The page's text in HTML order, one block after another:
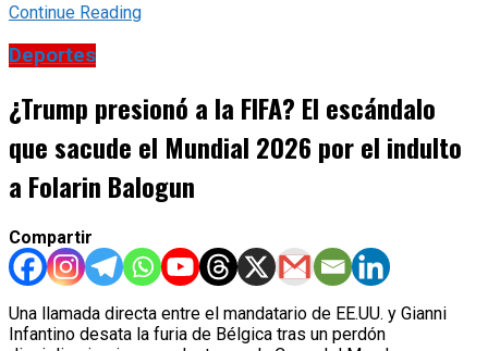
Continue Reading
Deportes
¿Trump presionó a la FIFA? El escándalo
que sacude el Mundial 2026 por el indulto
a Folarin Balogun
Compartir
Una llamada directa entre el mandatario de EE.UU. y Gianni
Infantino desata la furia de Bélgica tras un perdón